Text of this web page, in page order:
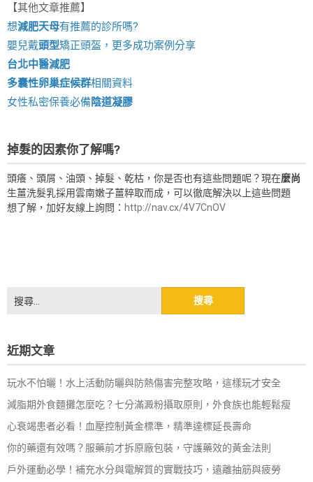
【其他文章推薦】
想減肥天母有推薦的診所嗎?
嬰兒戴頭型矯正頭盔，更多成功案例分享
台北中醫減肥
多囊性卵巢症候群相關資料
女性私密保養必備陰道凝膠
掉髮的因素你了解嗎?
頭癢、頭屑、油頭、掉髮、乾枯，你是否也有這些問題呢？現在麼尚
生薑洗髮乳採用雲南嫩子薑粹取而成，可以徹底解決以上這些問題
想了解，加好友線上詢問： http://nav.cx/4V7CnOV
尋
字:
近期文章
玩水不怕曬！水上活動防曬與防熱傷害完整攻略，這樣玩才安全
減脂期外食麵攤怎麼吃？七分滿澱粉攝取原則，外食族也能輕鬆瘦
心衰竭患者必看！血壓控制黃金標準，精準達標延長壽命
你的藥還有效嗎？服藥前才拆原廠包裝，守護藥效的黃金法則
戶外運動必學！補充水分與電解質的實戰技巧，遠離抽筋與疲勞